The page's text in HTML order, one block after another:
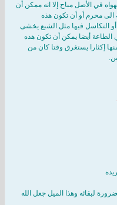
في الأصل مباح إلا انه ممكن أن
الى محرم أو أن تكون هذه
أو التكاسل فيها مثل الشبع يخشى
الطاعة أيضا يمكن أن تكون هذه
إكثارا يستغرق وقتا كان من
لبقائه وهذا الميل جعل الله